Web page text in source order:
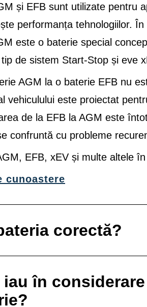
și EFB sunt utilizate pentru
performanța tehnologiilor.
este o baterie special
de sistem Start-Stop și eve
AGM la o baterie EFB nu
vehiculului este proiectat
de la EFB la AGM este
confruntă cu probleme
EFB, xEV și multe altele
cunoastere
corectă?
iau în